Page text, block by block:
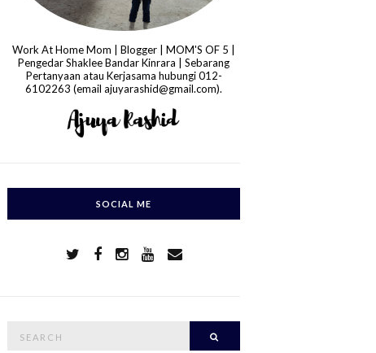
Work At Home Mom | Blogger | MOM'S OF 5 |
Pengedar Shaklee Bandar Kinrara | Sebarang
Pertanyaan atau Kerjasama hubungi 012-
6102263 (email ajuyarashid@gmail.com).
SOCIAL ME